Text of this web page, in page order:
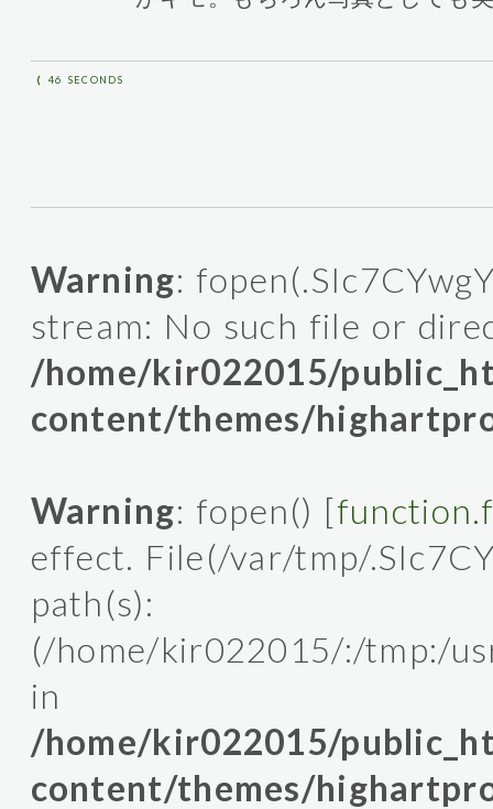
⟨ 46 SECONDS
Warning:
stream: No such file or
/home/kir022015/
content/themes/
Warning: fopen() [
effect. File(/var/tmp/
path(s):
(/home/kir022015/:/tmp:/
in
/home/kir022015/
content/themes/